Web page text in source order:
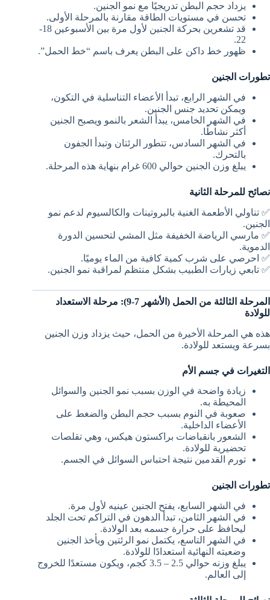
يزداد حجم البطن تدريجيًا مع نمو الجنين.
تحسن في مستويات الطاقة مقارنة بالمرحلة الأولى.
قد تشعرين بحركة الجنين لأول مرة بين الأسبوعين 18-
22.
ظهور خط داكن على البطن يعرف باسم “خط الحمل”.
تطورات الجنين
في الشهر الرابع، تبدأ الأعضاء التناسلية في التكون،
ويمكن تحديد جنس الجنين.
في الشهر الخامس، يبدأ الشعر بالنمو ويصبح الجنين
أكثر نشاطًا.
في الشهر السادس، تتطور الرئتان وتبدأ الجفون
بالتحرك.
يبلغ وزن الجنين حوالي 600 غرام بنهاية هذه المرحلة.
نصائح للمرحلة الثانية
✅ تناولي الأطعمة الغنية بالبروتينات والكالسيوم لدعم نمو
الجنين.
✅ مارسي الرياضة الخفيفة مثل المشي لتحسين الدورة
الدموية.
✅ احرصي على شرب كمية كافية من الماء يوميًا.
✅ تابعي زيارات الطبيب بشكل منتظم لمراقبة نمو الجنين.
المرحلة الثالثة من الحمل (الأشهر 7-9): مرحلة الاستعداد
للولادة
هذه هي المرحلة الأخيرة من الحمل، حيث يزداد وزن الجنين
بسرعة ويستعد للولادة.
التغيرات في جسم الأم
زيادة واضحة في الوزن بسبب نمو الجنين والسوائل
المحيطة به.
صعوبة في النوم بسبب حجم البطن والضغط على
الأعضاء الداخلية.
الشعور بانقباضات براكستون هيكس، وهي تقلصات
تحضيرية للولادة.
تورم القدمين نتيجة احتباس السوائل في الجسم.
تطورات الجنين
في الشهر السابع، يفتح الجنين عينيه لأول مرة.
في الشهر الثامن، تبدأ الدهون في التراكم تحت الجلد
ليحافظ على حرارة جسمه بعد الولادة.
في الشهر التاسع، يكتمل نمو الرئتين ويأخذ الجنين
وضعيته النهائية استعدادًا للولادة.
يبلغ وزنه حوالي 2.5 – 3.5 كجم، ويكون مستعدًا للخروج
إلى العالم.